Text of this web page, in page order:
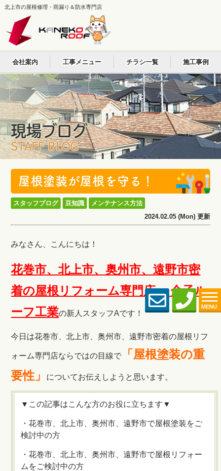
北上市の屋根修理・雨漏り＆防水専門店
MENU
会社案内 工事メニュー チラシ一覧 施工事例
現場ブログ
STAFF BLOG
屋根塗装が屋根を守る！
スタッフブログ 豆知識
メンテナンス方法
2024.02.05 (Mon) 更新
みなさん、こんにちは！
花巻市、北上市、奥州市、遠野市密
着の屋根リフォーム専門店 金子ル
ーフ工業の新人スタッフAです！
今日は花巻市、北上市、奥州市、遠野市密着の屋根リフ
ォーム専門店ならではの目線で
「屋根塗装の重
要性」
についてお伝えしようと思います。
▼この記事はこんな方のお役に立ちます▼
・花巻市、北上市、奥州市、遠野市で屋根塗装をご
検討中の方
・花巻市、北上市、奥州市、遠野市で屋根リフォー
ムをご検討中の方